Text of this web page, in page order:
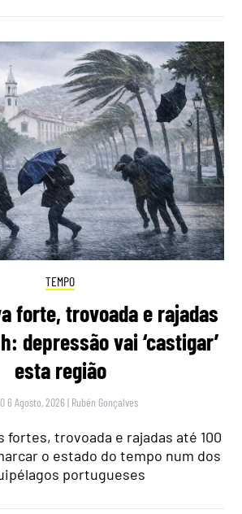
TEMPO
forte, trovoada e rajadas
depressão vai ‘castigar’
esta região
6 Agosto, 2026 | Rubén Gonçalves
fortes, trovoada e rajadas até 100
o estado do tempo num dos
portugueses